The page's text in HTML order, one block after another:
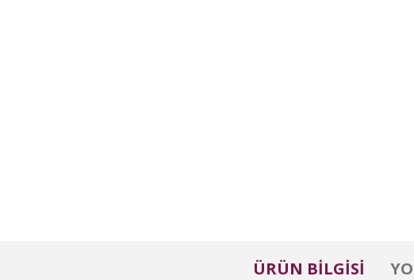
ÜRÜN BILGISI